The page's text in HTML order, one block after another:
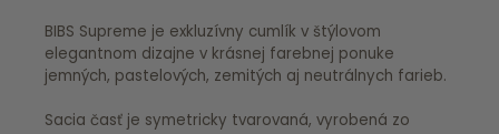
BIBS Supreme je exkluzívny cumlík v štýlovom
elegantnom dizajne v krásnej farebnej ponuke
jemných, pastelových, zemitých aj neutrálnych farieb.
Sacia časť je symetricky tvarovaná, vyrobená zo